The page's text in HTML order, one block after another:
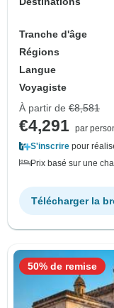
Tranche d'âge
Régions
Langue
Voyagiste
À partir de €8,581
€4,291 par
S'inscrire pour
Prix basé sur une
Télécharger la
50% de remise